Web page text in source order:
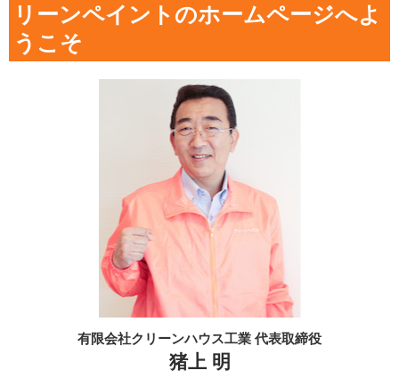
リーンペイントのホームページへよ
うこそ
有限会社クリーンハウス工業 代表取締役
猪上 明